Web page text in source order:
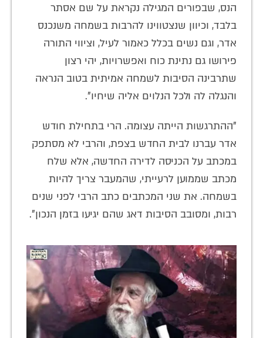
הנס, שבפורים המגילה נקראת על שם אסתר
בלבד, וכיוון שנצטווינו להרבות בשמחה משנכנס
אדר, וגם נשים בכלל כאמור לעיל, וציווי התורה
פירושו גם נתינת כוח ואפשרויות, יהי רצון
שתרבינה הסיבות לשמחה אמיתית בטוב הנראה
והנגלה לה ולכל הנלוים אליה שיחיו".
"ההתרגשות הייתה עצומה. הרי בתחילת חודש
אדר עברנו לבית החדש בצפת, והרבי לא מסתפק
במכתב על הכניסה לדירה החדשה, אלא שלח
מכתב שממוען לרעייתי, שהמעבר צריך להיות
בשמחה. את שני המכתבים כתב הרבי לפני שנים
רבות, ומסובב הסיבות דאג שהם יגיעו בזמן הנכון".